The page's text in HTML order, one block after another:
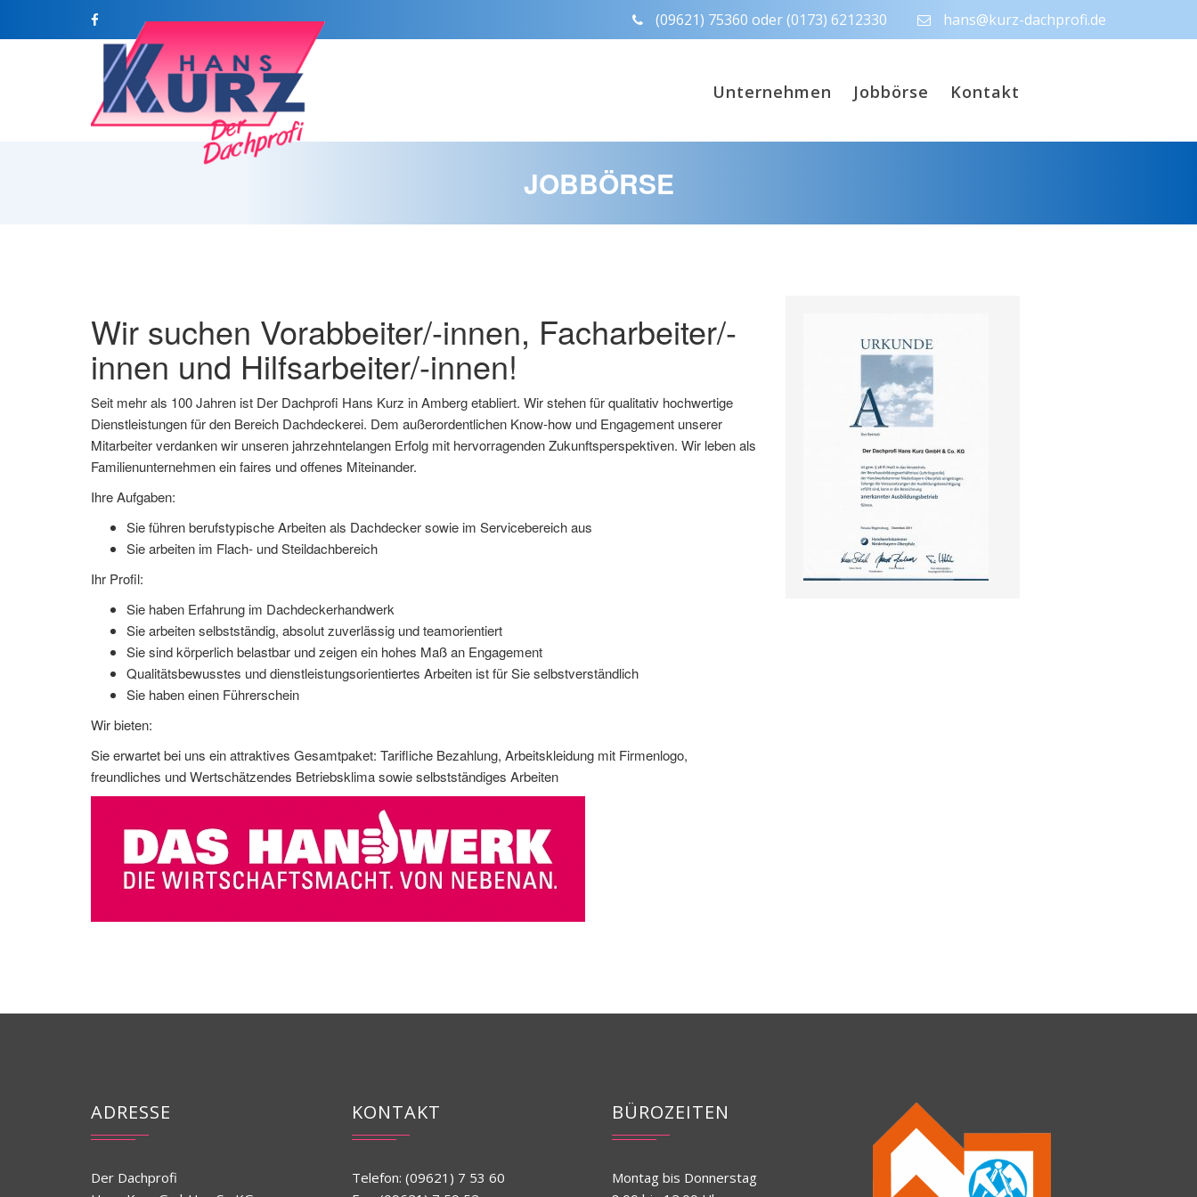
(09621) 75360 oder (0173) 6212330 hans@kurz-dachprofi.de
Unternehmen Jobbörse Kontakt
JOBBÖRSE
Wir suchen Vorabbeiter/-innen, Facharbeiter/-
innen und Hilfsarbeiter/-innen!
Seit mehr als 100 Jahren ist Der Dachprofi Hans Kurz in Amberg etabliert. Wir stehen für qualitativ hochwertige
Dienstleistungen für den Bereich Dachdeckerei. Dem außerordentlichen Know-how und Engagement unserer
Mitarbeiter verdanken wir unseren jahrzehntelangen Erfolg mit hervorragenden Zukunftsperspektiven. Wir leben als
Familienunternehmen ein faires und offenes Miteinander.
Ihre Aufgaben:
Sie führen berufstypische Arbeiten als Dachdecker sowie im Servicebereich aus
Sie arbeiten im Flach- und Steildachbereich
Ihr Profil:
Sie haben Erfahrung im Dachdeckerhandwerk
Sie arbeiten selbstständig, absolut zuverlässig und teamorientiert
Sie sind körperlich belastbar und zeigen ein hohes Maß an Engagement
Qualitätsbewusstes und dienstleistungsorientiertes Arbeiten ist für Sie selbstverständlich
Sie haben einen Führerschein
Wir bieten:
Sie erwartet bei uns ein attraktives Gesamtpaket: Tarifliche Bezahlung, Arbeitskleidung mit Firmenlogo,
freundliches und Wertschätzendes Betriebsklima sowie selbstständiges Arbeiten
ADRESSE
Der Dachprofi
KONTAKT
Telefon: (09621) 7 53 60
BÜROZEITEN
Montag bis Donnerstag